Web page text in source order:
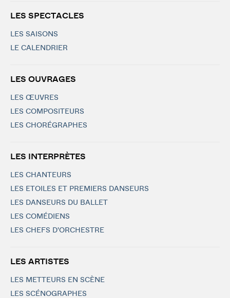
LES SPECTACLES
LES SAISONS
LE CALENDRIER
LES OUVRAGES
LES ŒUVRES
LES COMPOSITEURS
LES CHORÉGRAPHES
LES INTERPRÈTES
LES CHANTEURS
LES ETOILES ET PREMIERS DANSEURS
LES DANSEURS DU BALLET
LES COMÉDIENS
LES CHEFS D'ORCHESTRE
LES ARTISTES
LES METTEURS EN SCÈNE
LES SCÉNOGRAPHES